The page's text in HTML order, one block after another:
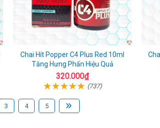
Chai Hít Popper C4 Plus Red 10ml
Tăng Hưng Phấn Hiệu Quả
320.000₫
(737)
3 4 5